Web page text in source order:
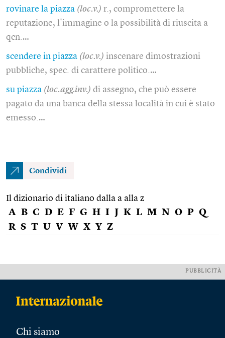
rovinare la piazza (loc.v.) r., compromettere la
reputazione, l'immagine o la possibilità di riuscita a
qcn.…
scendere in piazza (loc.v.) inscenare dimostrazioni
pubbliche, spec. di carattere politico.…
su piazza (loc.agg.inv.) di assegno, che può essere
pagato da una banca della stessa località in cui è stato
emesso.…
Condividi
Il dizionario di italiano dalla a alla z
A B C D E F G H I J K L M N O P Q
R S T U V W X Y Z
PUBBLICITÀ
Chi siamo